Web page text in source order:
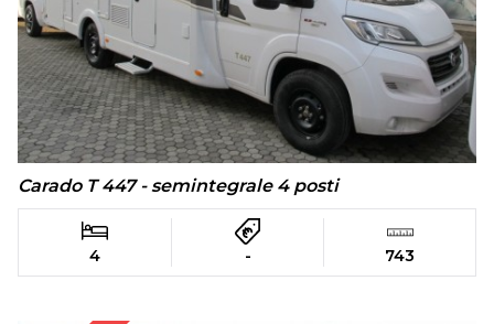
Carado T 447 - semintegrale 4 posti
4 - 743